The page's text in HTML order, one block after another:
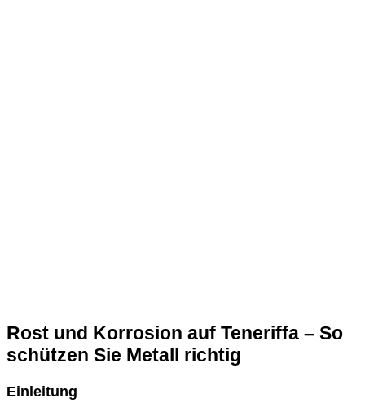
Rost und Korrosion auf Teneriffa – So
schützen Sie Metall richtig
Einleitung